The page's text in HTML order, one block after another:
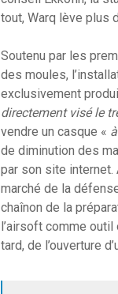
tout, Warq lève plus
Soutenu par les
des moules,
exclusivement
directement visé le
vendre un casque «
de diminution des
par son site internet.
marché de la
chaînon de la
l’airsoft comme
tard, de l’ouverture